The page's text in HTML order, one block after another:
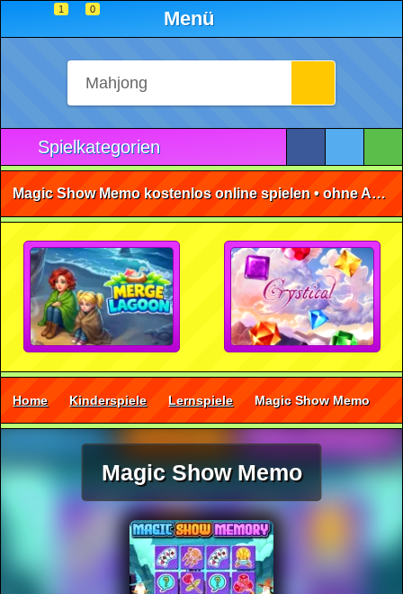
1 0 Menü
Spielkategorien
Magic Show Memo kostenlos online spielen • ohne Anmeldung 🕹️
Home Kinderspiele Lernspiele Magic Show Memo
Magic Show Memo